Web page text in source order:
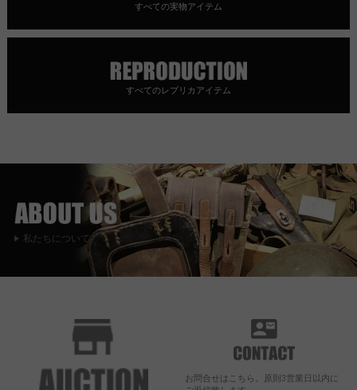
すべての実物アイテム
すべてのレプリカアイテム
私たちについて
お問合せはこちら。原則3営業日以内に